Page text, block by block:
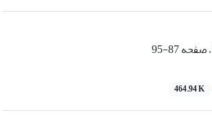
87-95
464.94 K